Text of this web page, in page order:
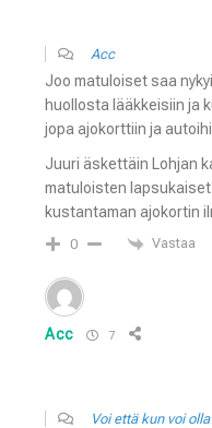
Acc
Joo matuloiset saa
huollosta lääkkeisiin ja
jopa ajokorttiin ja
Juuri äskettäin Lohjan
matuloisten
kustantaman ajokortin
0 Vastaa
Acc 7
Voi että kun voi